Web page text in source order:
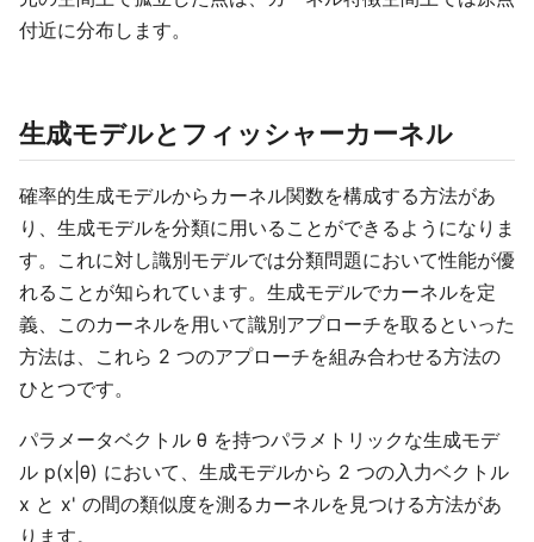
付近に分布します。
生成モデルとフィッシャーカーネル
確率的生成モデルからカーネル関数を構成する方法があ
り、生成モデルを分類に用いることができるようになりま
す。これに対し識別モデルでは分類問題において性能が優
れることが知られています。生成モデルでカーネルを定
義、このカーネルを用いて識別アプローチを取るといった
方法は、これら 2 つのアプローチを組み合わせる方法の
ひとつです。
パラメータベクトル θ を持つパラメトリックな生成モデ
ル p(x|θ) において、生成モデルから 2 つの入力ベクトル
x と x' の間の類似度を測るカーネルを見つける方法があ
ります。